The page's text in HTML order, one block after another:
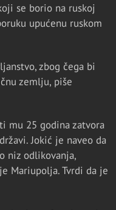
se borio na ruskoj
upućenu ruskom
zbog čega bi
zemlju, piše
mu 25 godina zatvora
Jokić je naveo da
niz odlikovanja,
Mariupolja. Tvrdi da je